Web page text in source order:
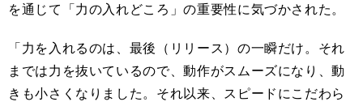
を通じて「力の入れどころ」の重要性に気づかされた。
「力を入れるのは、最後（リリース）の一瞬だけ。それ
までは力を抜いているので、動作がスムーズになり、動
きも小さくなりました。それ以来、スピードにこだわら